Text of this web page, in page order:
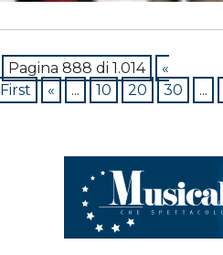
Pagina 888 di 1.014
«
First
« ... 10 20 30 ...